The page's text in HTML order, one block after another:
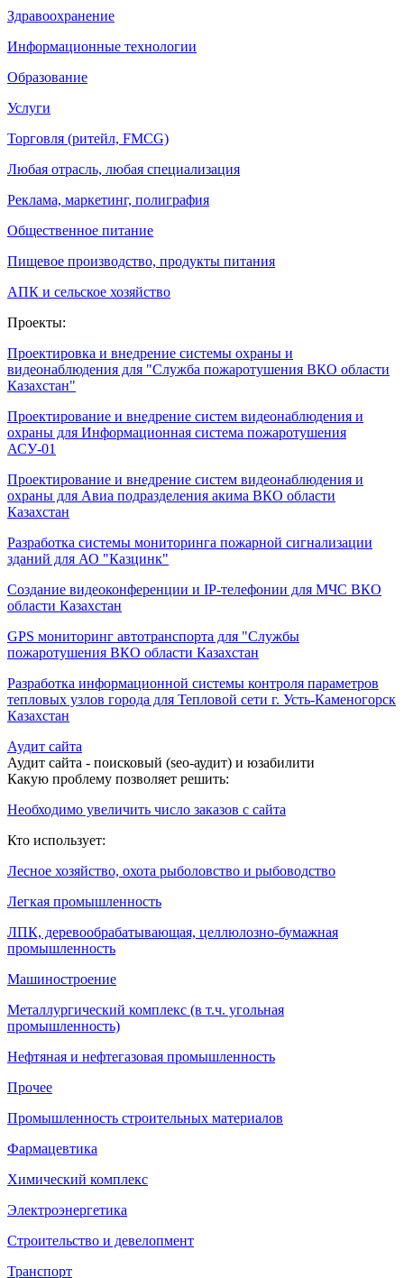
Здравоохранение
Информационные технологии
Образование
Услуги
Торговля (ритейл, FMCG)
Любая отрасль, любая специализация
Реклама, маркетинг, полиграфия
Общественное питание
Пищевое производство, продукты питания
АПК и сельское хозяйство
Проекты:
Проектировка и внедрение системы охраны и
видеонаблюдения для "Служба пожаротушения ВКО области
Казахстан"
Проектирование и внедрение систем видеонаблюдения и
охраны для Информационная система пожаротушения
АСУ-01
Проектирование и внедрение систем видеонаблюдения и
охраны для Авиа подразделения акима ВКО области
Казахстан
Разработка системы мониторинга пожарной сигнализации
зданий для АО "Казцинк"
Создание видеоконференции и IP-телефонии для МЧС ВКО
области Казахстан
GPS мониторинг автотранспорта для "Службы
пожаротушения ВКО области Казахстан
Разработка информационной системы контроля параметров
тепловых узлов города для Тепловой сети г. Усть-Каменогорск
Казахстан
Аудит сайта
Аудит сайта - поисковый (seo-аудит) и юзабилити
Какую проблему позволяет решить:
Необходимо увеличить число заказов с сайта
Кто использует:
Лесное хозяйство, охота рыболовство и рыбоводство
Легкая промышленность
ЛПК, деревообрабатывающая, целлюлозно-бумажная
промышленность
Машиностроение
Металлургический комплекс (в т.ч. угольная
промышленность)
Нефтяная и нефтегазовая промышленность
Прочее
Промышленность строительных материалов
Фармацевтика
Химический комплекс
Электроэнергетика
Строительство и девелопмент
Транспорт